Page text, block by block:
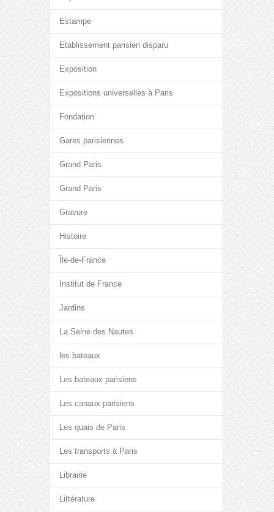
Estampe
Etablissement parisien disparu
Exposition
Expositions universelles à Paris
Fondation
Gares parisiennes
Grand Paris
Grand Paris
Gravure
Histoire
Île-de-France
Institut de France
Jardins
La Seine des Nautes
les bateaux
Les bateaux parisiens
Les canaux parisiens
Les quais de Paris
Les transports à Paris
Librairie
Littérature